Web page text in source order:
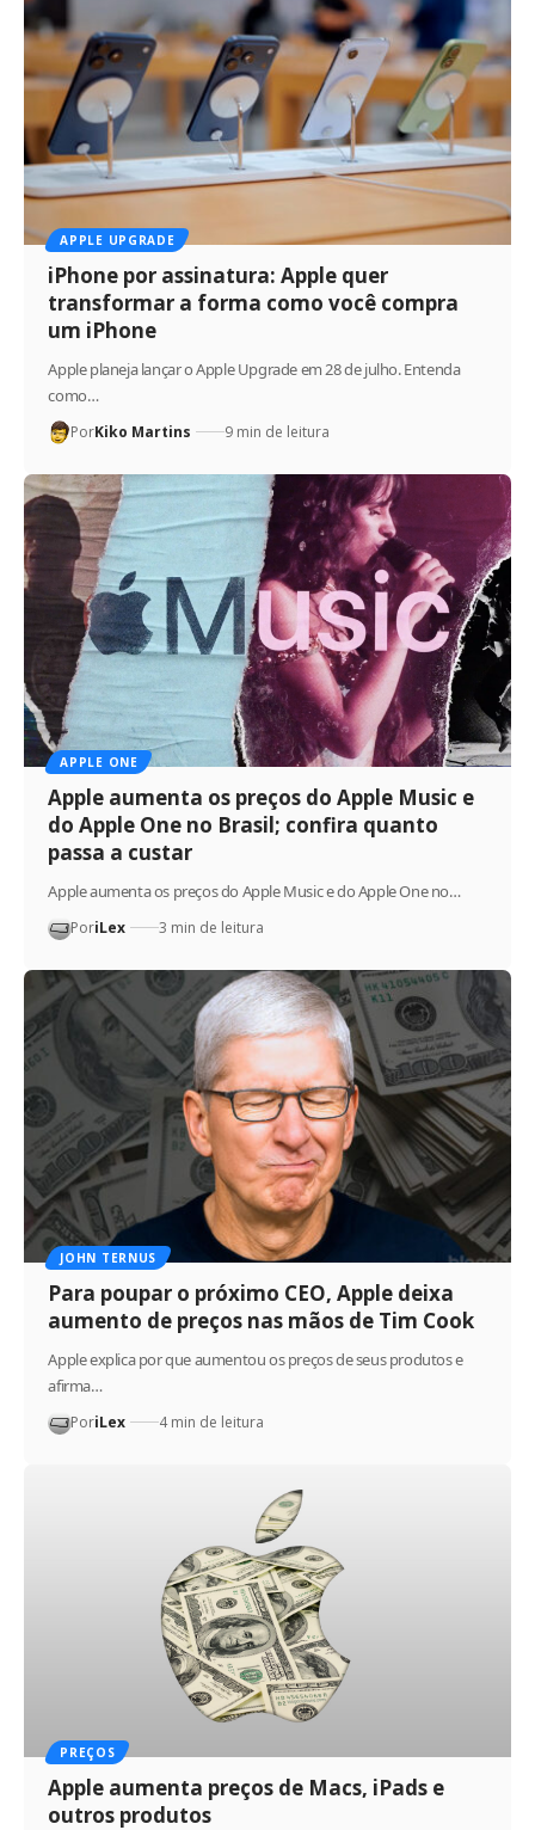
APPLE UPGRADE
iPhone por assinatura: Apple quer
transformar a forma como você compra
um iPhone
Apple planeja lançar o Apple Upgrade em 28 de julho. Entenda
como…
PorKiko Martins 9 min de leitura
APPLE ONE
Apple aumenta os preços do Apple Music e
do Apple One no Brasil; confira quanto
passa a custar
Apple aumenta os preços do Apple Music e do Apple One no…
PoriLex 3 min de leitura
JOHN TERNUS
Para poupar o próximo CEO, Apple deixa
aumento de preços nas mãos de Tim Cook
Apple explica por que aumentou os preços de seus produtos e
afirma…
PoriLex 4 min de leitura
PREÇOS
Apple aumenta preços de Macs, iPads e
outros produtos